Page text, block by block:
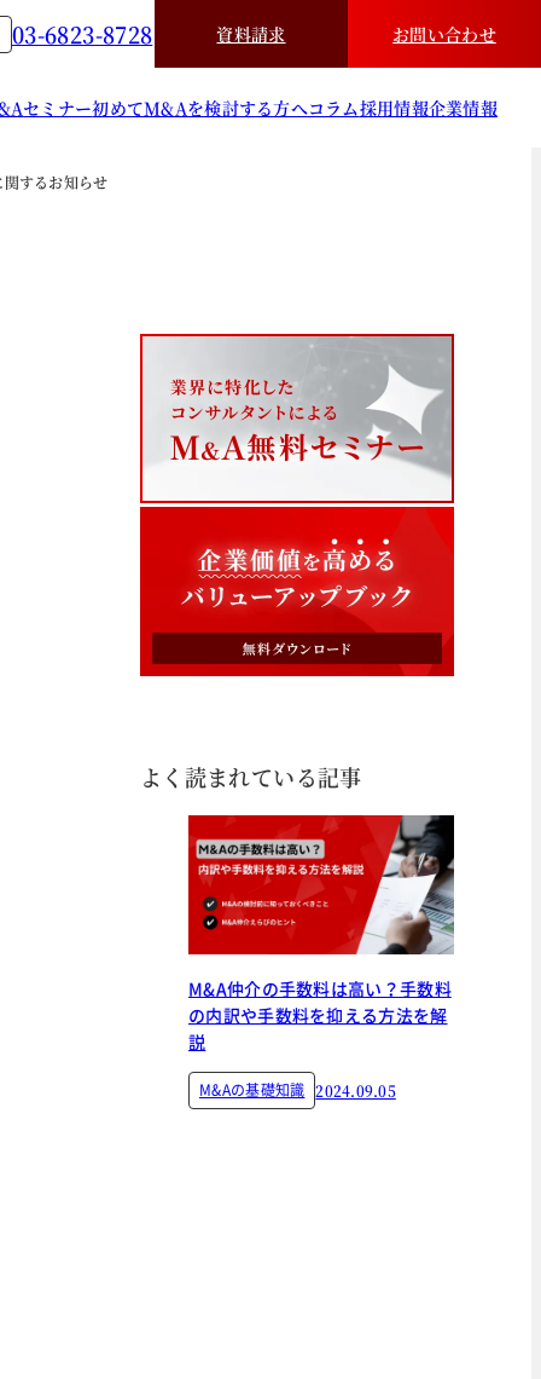
03-6823-8728 資料請求 お問い合わせ
セミナー初めてM&Aを検討する方へコラム採用情報企業情報
するお知らせ
よく読まれている記事
M&A仲介の手数料は高い？手数料
の内訳や手数料を抑える方法を解
説
M&Aの基礎知識 2024.09.05